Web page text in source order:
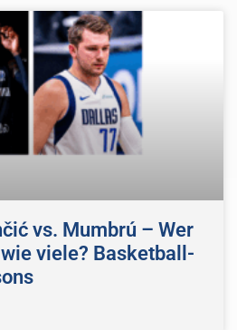
vs. Mumbrú – Wer
viele? Basketball-